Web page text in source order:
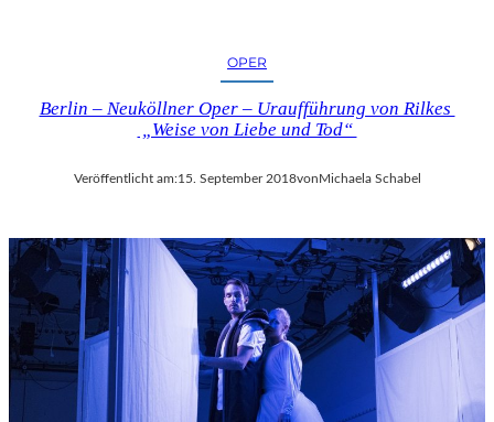
OPER
Berlin – Neuköllner Oper – Uraufführung von Rilkes
„Weise von Liebe und Tod“
Veröffentlicht am:15. September 2018vonMichaela Schabel